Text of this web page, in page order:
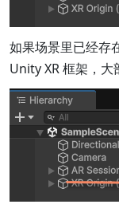
如果场景里已经存
Unity XR 框架，大